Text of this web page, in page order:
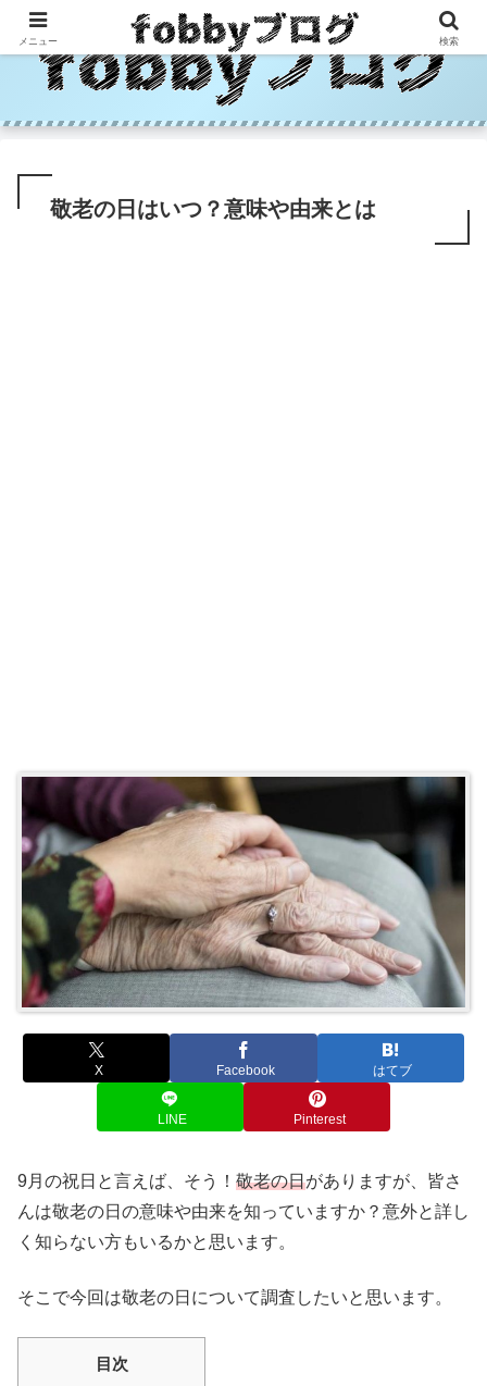
敬老の日はいつ？意味や由来とは
X Facebook はてブ
LINE Pinterest
9月の祝日と言えば、そう！ 敬老の日がありますが、皆さ
んは敬老の日の意味や由来を知っていますか？意外と詳し
く知らない方もいるかと思います。
そこで今回は敬老の日について調査したいと思います。
目次
メニュー 検索